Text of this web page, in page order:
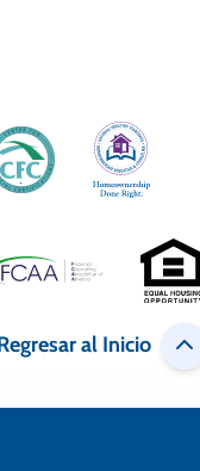
al Inicio